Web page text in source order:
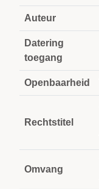
Auteur
Datering
toegang
Openbaarheid
Rechtstitel
Omvang